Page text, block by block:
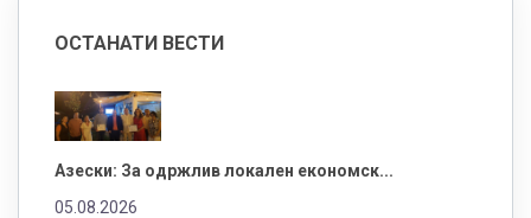
ОСТАНАТИ ВЕСТИ
Азески: За одржлив локален економск...
05.08.2026